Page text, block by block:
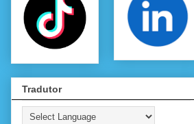
Tradutor